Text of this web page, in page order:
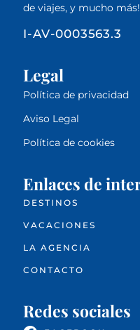
de viajes, y mucho más!
I-AV-0003563.3
Legal
Política de privacidad
Aviso Legal
Política de cookies
Enlaces de
DESTINOS
VACACIONES
LA AGENCIA
CONTACTO
Redes sociales